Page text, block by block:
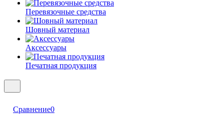
Перевязочные средства
Шовный материал
Аксессуары
Печатная продукция
Сравнение0